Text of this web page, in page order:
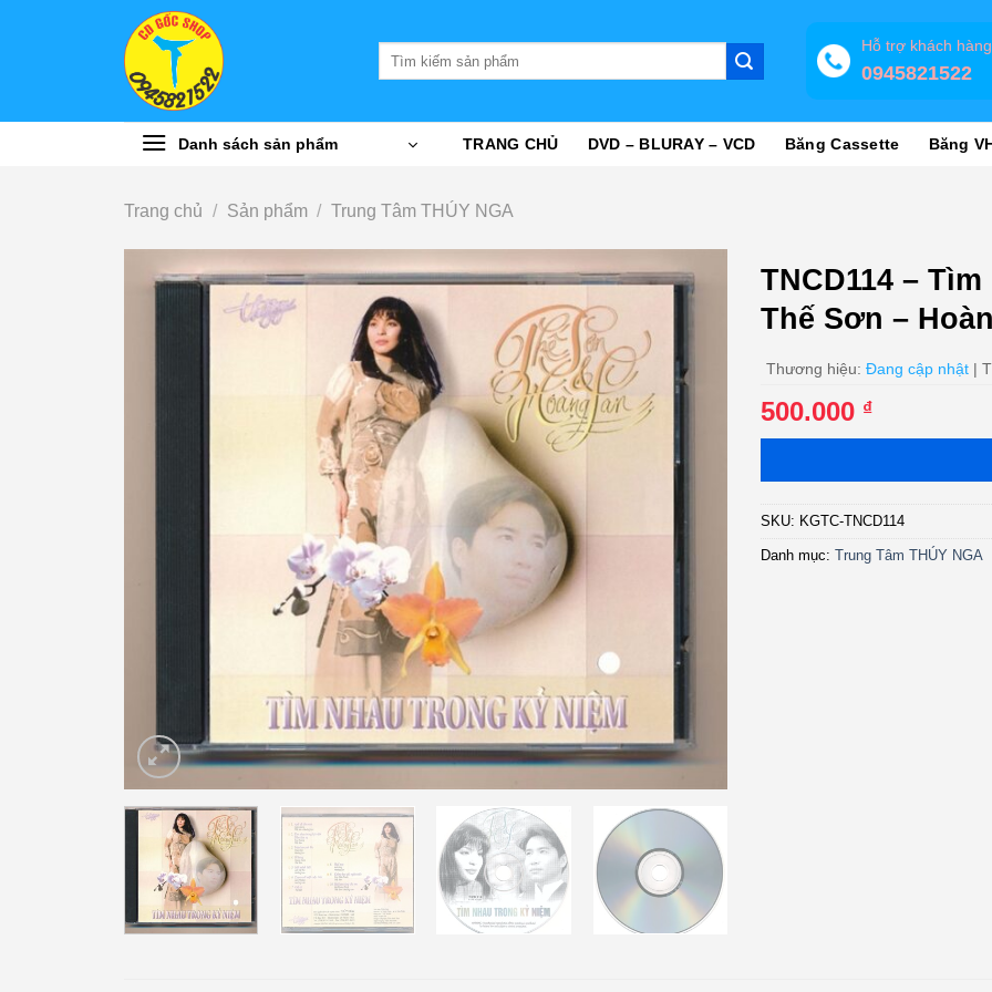
Hỗ trợ khách hàng
0945821522
Danh sách sản phẩm TRANG CHỦ DVD – BLURAY – VCD Băng Cassette Băng
Trang chủ / Sản phẩm / Trung Tâm THÚY NGA
TNCD114 –
Thế Sơn –
Thương hiệu: Đang cập nhật |
500.000 ₫
SKU: KGTC-TNCD114
Danh mục: Trung Tâm THÚY NGA